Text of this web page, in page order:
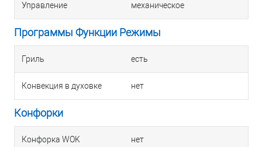
Управление механическое
Программы Функции Режимы
Гриль есть
Конвекция в духовке нет
Конфорки
Конфорка WOK нет